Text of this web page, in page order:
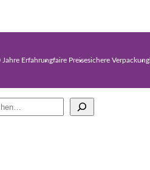
Jahre Erfahrungfaire Preisesichere Verpackung